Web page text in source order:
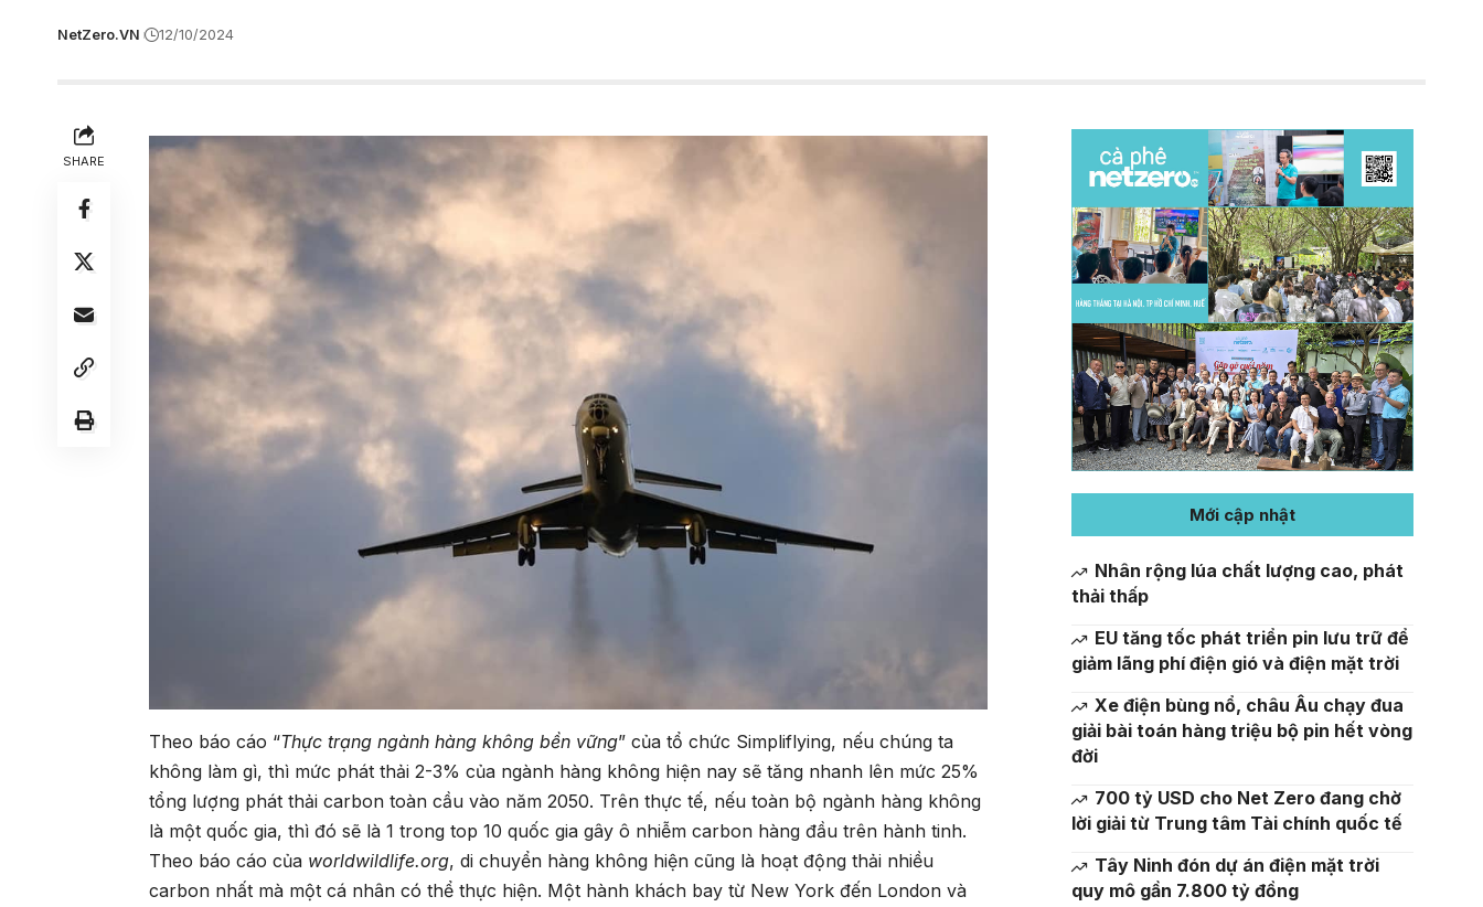
NetZero.VN 12/10/2024
SHARE
Theo báo cáo “Thực trạng ngành hàng không bền vững” của tổ chức Simpliflying, nếu chúng ta
không làm gì, thì mức phát thải 2-3% của ngành hàng không hiện nay sẽ tăng nhanh lên mức 25%
tổng lượng phát thải carbon toàn cầu vào năm 2050. Trên thực tế, nếu toàn bộ ngành hàng không
là một quốc gia, thì đó sẽ là 1 trong top 10 quốc gia gây ô nhiễm carbon hàng đầu trên hành tinh.
Theo báo cáo của worldwildlife.org, di chuyển hàng không hiện cũng là hoạt động thải nhiều
carbon nhất mà một cá nhân có thể thực hiện. Một hành khách bay từ New York đến London và
Mới cập nhật
Nhân rộng lúa chất lượng cao, phát
thải thấp
EU tăng tốc phát triển pin lưu trữ để
giảm lãng phí điện gió và điện mặt trời
Xe điện bùng nổ, châu Âu chạy đua
giải bài toán hàng triệu bộ pin hết vòng
đời
700 tỷ USD cho Net Zero đang chờ
lời giải từ Trung tâm Tài chính quốc tế
Tây Ninh đón dự án điện mặt trời
quy mô gần 7.800 tỷ đồng